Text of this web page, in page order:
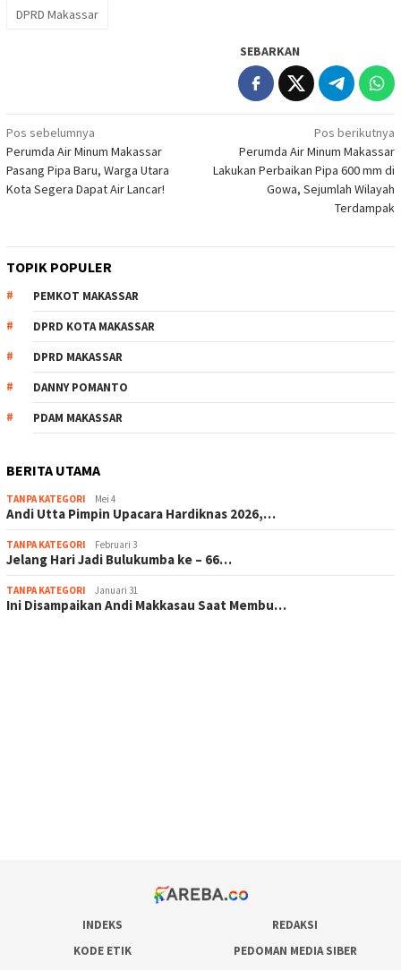
DPRD Makassar
SEBARKAN
Navigasi
pos
Pos sebelumnya
Perumda Air Minum Makassar
Pasang Pipa Baru, Warga Utara
Kota Segera Dapat Air Lancar!
Pos berikutnya
Perumda Air Minum Makassar
Lakukan Perbaikan Pipa 600 mm di
Gowa, Sejumlah Wilayah
Terdampak
TOPIK POPULER
PEMKOT MAKASSAR
DPRD KOTA MAKASSAR
DPRD MAKASSAR
DANNY POMANTO
PDAM MAKASSAR
BERITA UTAMA
TANPA KATEGORI Mei 4
Andi Utta Pimpin Upacara Hardiknas 2026,…
TANPA KATEGORI Februari 3
Jelang Hari Jadi Bulukumba ke – 66…
TANPA KATEGORI Januari 31
Ini Disampaikan Andi Makkasau Saat Membu…
INDEKS
REDAKSI
KODE ETIK
PEDOMAN MEDIA SIBER